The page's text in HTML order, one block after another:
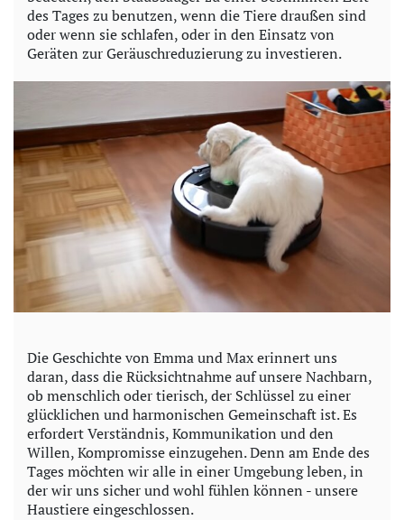
des Tages zu benutzen, wenn die Tiere draußen sind
oder wenn sie schlafen, oder in den Einsatz von
Geräten zur Geräuschreduzierung zu investieren.
Die Geschichte von Emma und Max erinnert uns
daran, dass die Rücksichtnahme auf unsere Nachbarn,
ob menschlich oder tierisch, der Schlüssel zu einer
glücklichen und harmonischen Gemeinschaft ist. Es
erfordert Verständnis, Kommunikation und den
Willen, Kompromisse einzugehen. Denn am Ende des
Tages möchten wir alle in einer Umgebung leben, in
der wir uns sicher und wohl fühlen können - unsere
Haustiere eingeschlossen.